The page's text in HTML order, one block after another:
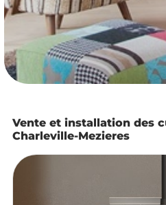
Vente et installation des
Charleville-Mezieres